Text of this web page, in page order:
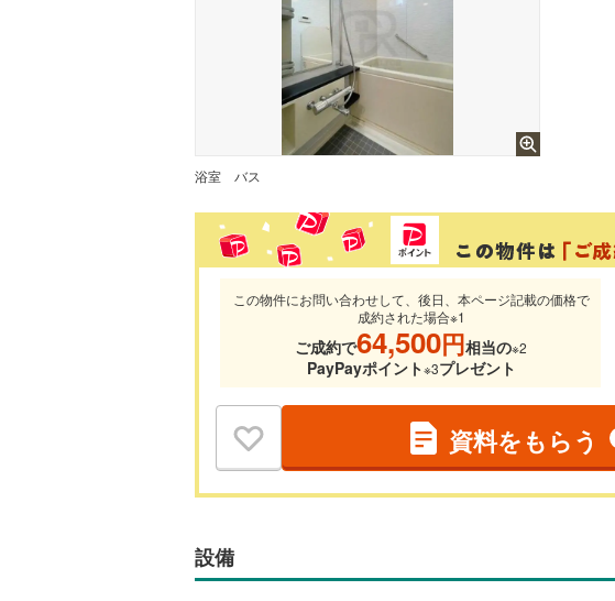
浴室 バス
この物件にお問い合わせして、後日、本ページ記載の価格で
成約された場合※1
ご成約で64,500円相当の※2
PayPayポイント※3プレゼント
資料をもらう
設備